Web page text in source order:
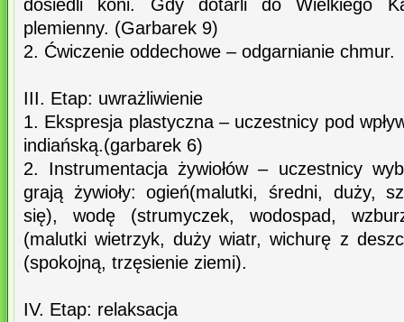
dosiedli koni. Gdy dotarli do Wielkiego
plemienny. (Garbarek 9)
2. Ćwiczenie oddechowe – odgarnianie chmur.
III. Etap: uwrażliwienie
1. Ekspresja plastyczna – uczestnicy pod
indiańską.(garbarek 6)
2. Instrumentacja żywiołów – uczestnicy
grają żywioły: ogień(malutki, średni, duży,
się), wodę (strumyczek, wodospad,
(malutki wietrzyk, duży wiatr, wichurę z
(spokojną, trzęsienie ziemi).
IV. Etap: relaksacja